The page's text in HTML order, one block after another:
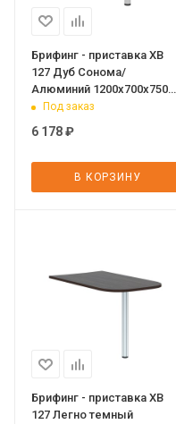
Брифинг - приставка XB
127 Дуб Сонома/
Алюминий 1200х700х750
XTENПод заказ
6 178₽
В КОРЗИНУ
Брифинг - приставка XB
127 Легно темный